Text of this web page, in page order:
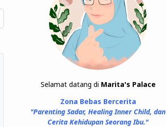
Selamat datang di Marita's Palace
Zona Bebas Bercerita
"Parenting Sadar, Healing Inner Child, dan
Cerita Kehidupan Seorang Ibu."